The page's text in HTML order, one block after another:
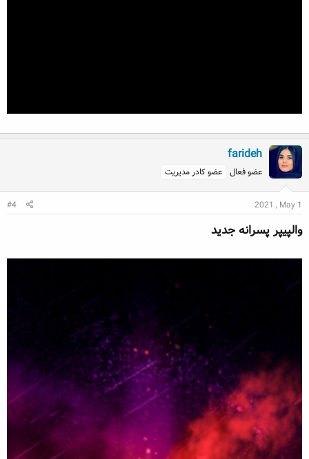
farideh
عضو فعال عضو کادر مدیریت
2021 , May 1
#4
والپیپر پسرانه جدید